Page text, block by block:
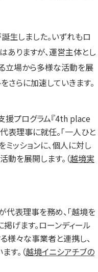
生しました。いずれもロ
ありますが、運営主体とし
立場から多様な活動を展
さらに加速していきます。
援プログラム『4th place
表理事に就任。「一人ひと
ミッションに、個人に対し
動を展開します。（越境実
表理事を務め、「越境を
げます。ローンディール
様々な事業者と連携し、
す。（越境イニシアチブの